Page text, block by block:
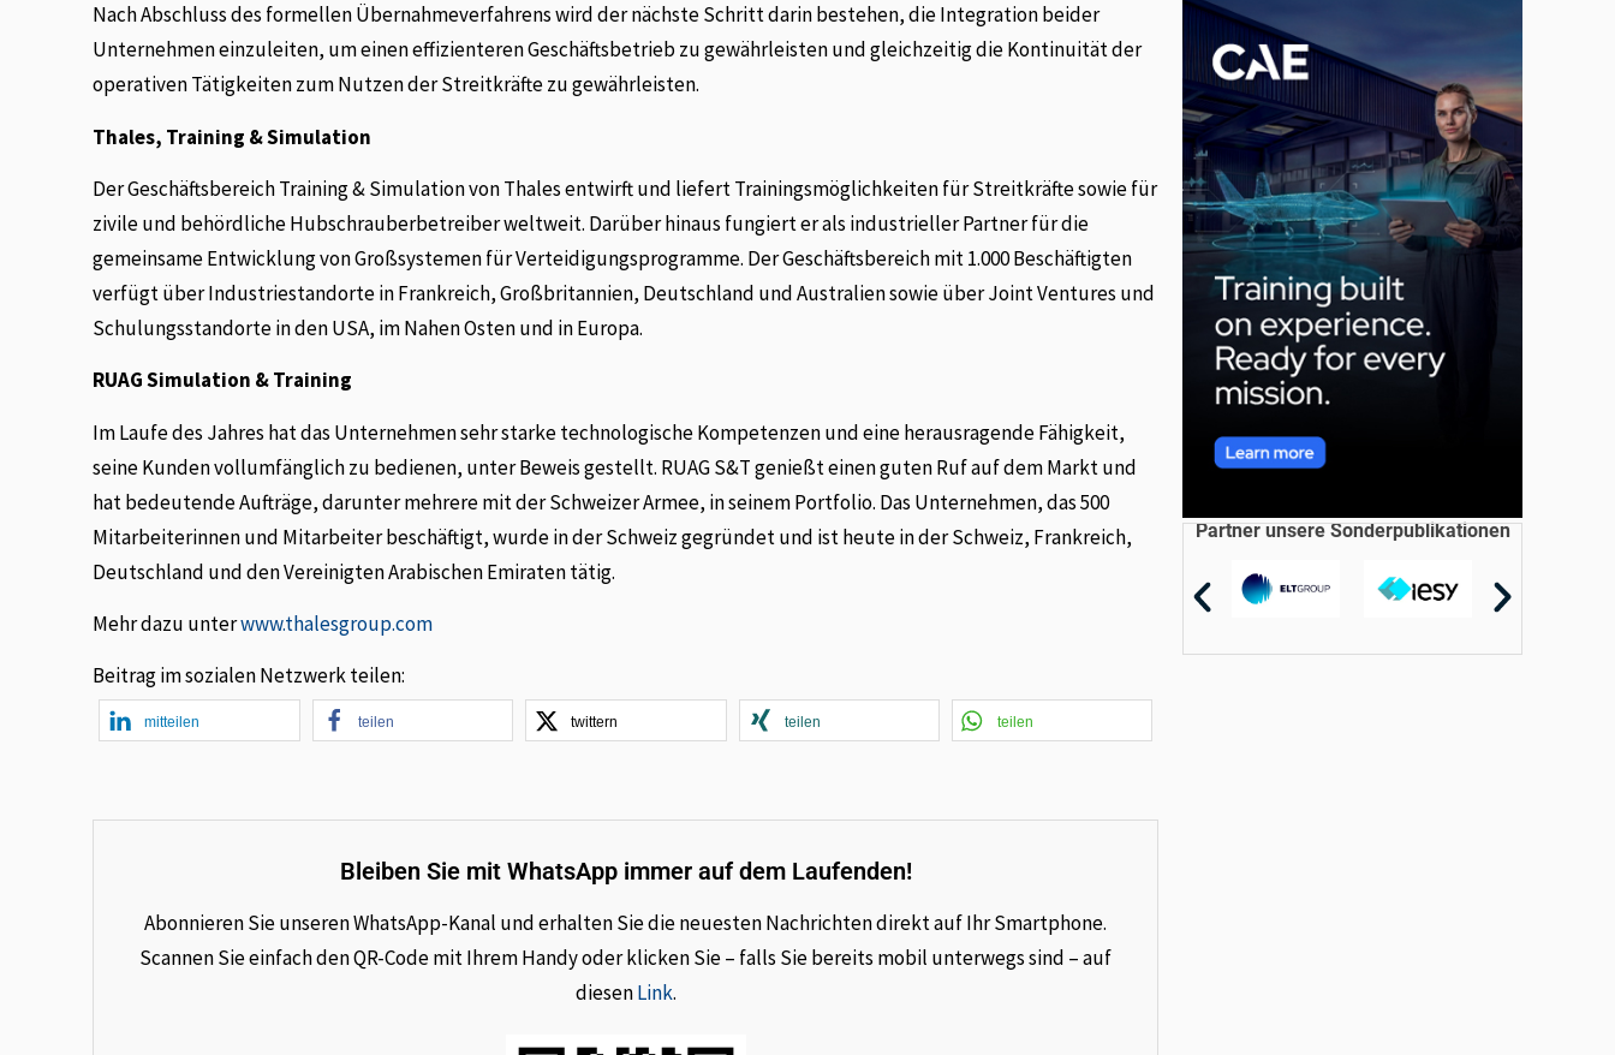
Nach Abschluss des formellen Übernahmeverfahrens wird der nächste Schritt darin bestehen, die Integration beider
Unternehmen einzuleiten, um einen effizienteren Geschäftsbetrieb zu gewährleisten und gleichzeitig die Kontinuität der
operativen Tätigkeiten zum Nutzen der Streitkräfte zu gewährleisten.
Thales, Training & Simulation
Der Geschäftsbereich Training & Simulation von Thales entwirft und liefert Trainingsmöglichkeiten für Streitkräfte sowie für
zivile und behördliche Hubschrauberbetreiber weltweit. Darüber hinaus fungiert er als industrieller Partner für die
gemeinsame Entwicklung von Großsystemen für Verteidigungsprogramme. Der Geschäftsbereich mit 1.000 Beschäftigten
verfügt über Industriestandorte in Frankreich, Großbritannien, Deutschland und Australien sowie über Joint Ventures und
Schulungsstandorte in den USA, im Nahen Osten und in Europa.
RUAG Simulation & Training
Im Laufe des Jahres hat das Unternehmen sehr starke technologische Kompetenzen und eine herausragende Fähigkeit,
seine Kunden vollumfänglich zu bedienen, unter Beweis gestellt. RUAG S&T genießt einen guten Ruf auf dem Markt und
hat bedeutende Aufträge, darunter mehrere mit der Schweizer Armee, in seinem Portfolio. Das Unternehmen, das 500
Mitarbeiterinnen und Mitarbeiter beschäftigt, wurde in der Schweiz gegründet und ist heute in der Schweiz, Frankreich,
Deutschland und den Vereinigten Arabischen Emiraten tätig.
Mehr dazu unterwww.thalesgroup.com
Beitrag im sozialen Netzwerk teilen:
mitteilen teilen twittern teilen teilen
Bleiben Sie mit WhatsApp immer auf dem Laufenden!
Abonnieren Sie unseren WhatsApp-Kanal und erhalten Sie die neuesten Nachrichten direkt auf Ihr Smartphone.
Scannen Sie einfach den QR-Code mit Ihrem Handy oder klicken Sie – falls Sie bereits mobil unterwegs sind – auf
diesenLink.
Partner unsere Sonderpublikationen